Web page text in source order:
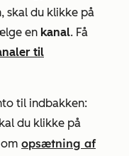
skal du klikke på
en kanal. Få
til
til indbakken:
du klikke på
opsætning af